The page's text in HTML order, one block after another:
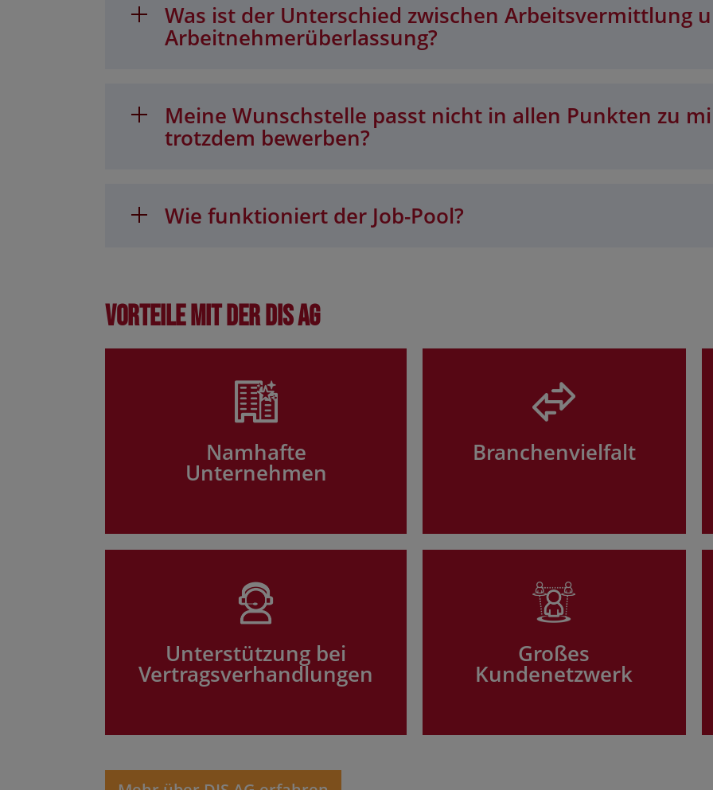
Was ist der Unterschied zwischen Arbeitsvermittlung
Arbeitnehmerüberlassung?
Meine Wunschstelle passt nicht in allen Punkten zu
trotzdem bewerben?
Wie funktioniert der Job-Pool?
Vorteile mit der DIS AG
Namhafte
Unternehmen
Branchenvielfalt
Unterstützung bei
Vertragsverhandlungen
Großes
Kundenetzwerk